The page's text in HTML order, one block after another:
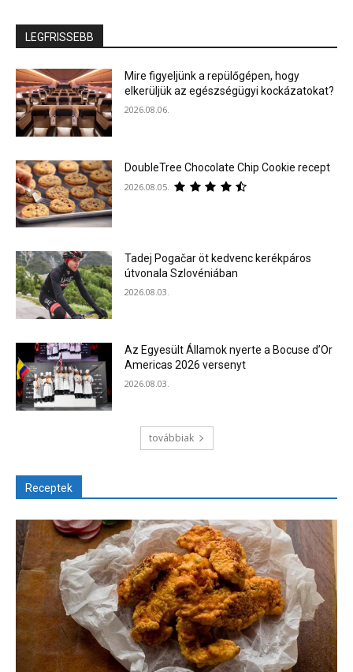
LEGFRISSEBB
Mire figyeljünk a repülőgépen, hogy
elkerüljük az egészségügyi kockázatokat?
2026.08.06.
DoubleTree Chocolate Chip Cookie recept
2026.08.05.
Tadej Pogačar öt kedvenc kerékpáros
útvonala Szlovéniában
2026.08.03.
Az Egyesült Államok nyerte a Bocuse d’Or
Americas 2026 versenyt
2026.08.03.
továbbiak
Receptek